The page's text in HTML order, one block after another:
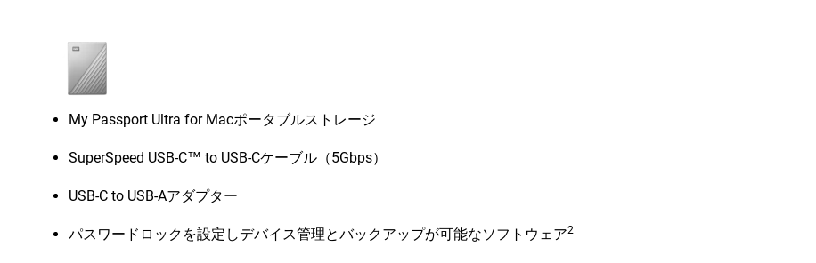
My Passport Ultra for Macポータブルストレージ
SuperSpeed USB-C™ to USB-Cケーブル（5Gbps）
USB-C to USB-Aアダプター
パスワードロックを設定しデバイス管理とバックアップが可能なソフトウェア2